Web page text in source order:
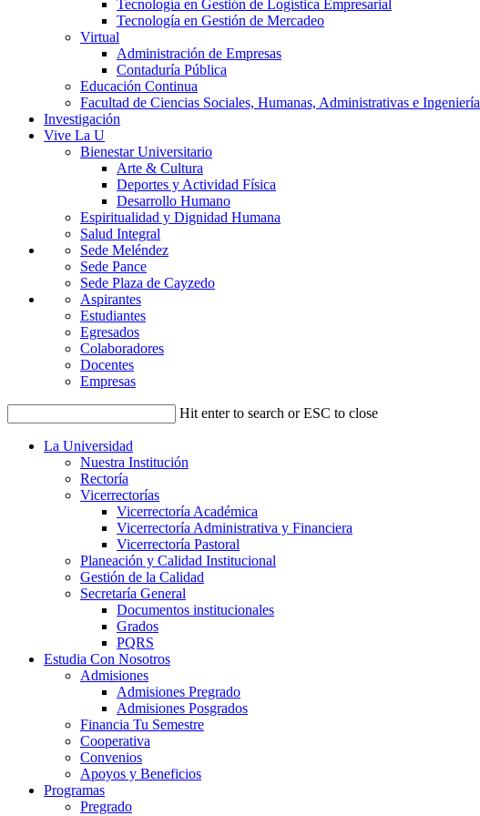
Tecnología en Gestión de Logística Empresarial
Tecnología en Gestión de Mercadeo
Virtual
Administración de Empresas
Contaduría Pública
Educación Continua
Facultad de Ciencias Sociales, Humanas, Administrativas e Ingeniería
Investigación
Vive La U
Bienestar Universitario
Arte & Cultura
Deportes y Actividad Física
Desarrollo Humano
Espiritualidad y Dignidad Humana
Salud Integral
Sede Meléndez
Sede Pance
Sede Plaza de Cayzedo
Aspirantes
Estudiantes
Egresados
Colaboradores
Docentes
Empresas
Hit enter to search or ESC to close
La Universidad
Nuestra Institución
Rectoría
Vicerrectorías
Vicerrectoría Académica
Vicerrectoría Administrativa y Financiera
Vicerrectoría Pastoral
Planeación y Calidad Institucional
Gestión de la Calidad
Secretaría General
Documentos institucionales
Grados
PQRS
Estudia Con Nosotros
Admisiones
Admisiones Pregrado
Admisiones Posgrados
Financia Tu Semestre
Cooperativa
Convenios
Apoyos y Beneficios
Programas
Pregrado